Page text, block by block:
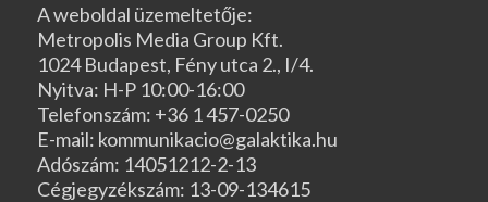
A weboldal üzemeltetője:
Metropolis Media Group Kft.
1024 Budapest, Fény utca 2., I/4.
Nyitva: H-P 10:00-16:00
Telefonszám: +36 1 457-0250
E-mail: kommunikacio@galaktika.hu
Adószám: 14051212-2-13
Cégjegyzékszám: 13-09-134615